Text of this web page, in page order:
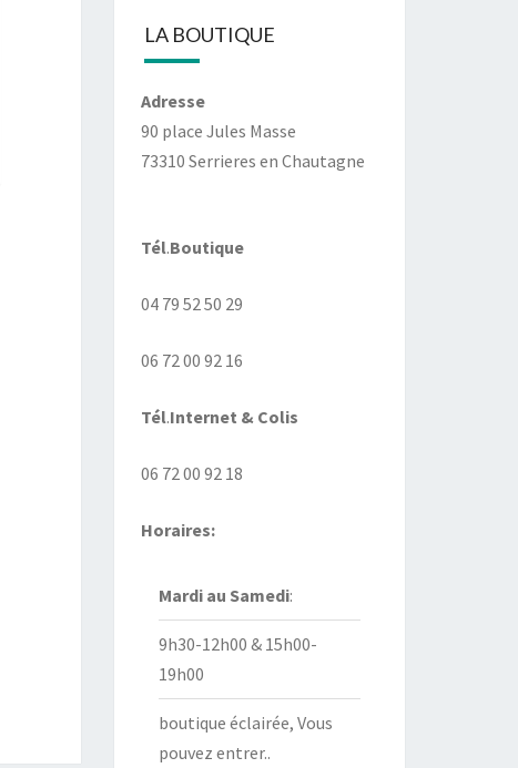
LA BOUTIQUE
Adresse
90 place Jules Masse
73310 Serrieres en Chautagne
Tél.Boutique
04 79 52 50 29
06 72 00 92 16
Tél.Internet & Colis
06 72 00 92 18
Horaires:
Mardi au Samedi:
9h30-12h00 & 15h00-
19h00
boutique éclairée, Vous
pouvez entrer..